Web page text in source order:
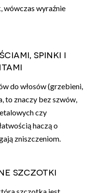
wówczas wyraźnie
spinki i
do włosów (grzebieni,
to znaczy bez szwów,
czy
haczą o
zniszczeniom.
szczotki